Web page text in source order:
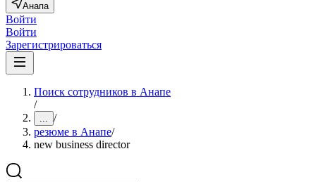
Анапа
Войти
Войти
Зарегистрироваться
Поиск сотрудников в Анапе
/
... /
резюме в Анапе/
new business director